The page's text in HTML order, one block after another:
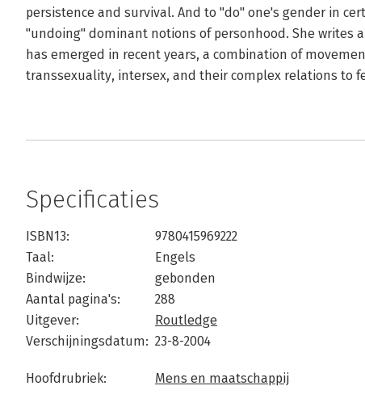
persistence and survival. And to "do" one's gender in
"undoing" dominant notions of personhood. She writes
has emerged in recent years, a combination of
transsexuality, intersex, and their complex relations to
Specificaties
ISBN13:
9780415969222
Taal:
Engels
Bindwijze:
gebonden
Aantal pagina's:
288
Uitgever:
Routledge
Verschijningsdatum: 23-8-2004
Hoofdrubriek: Mens en maatschappij